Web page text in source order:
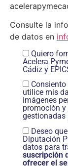
Consulte la
de datos en
Quiero
Acelera
Cádiz y
utilice mis
imágenes
promoción
gestionadas
Deseo
Diputación
datos para
suscripción
ofrecer el